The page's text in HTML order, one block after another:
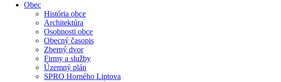
Obec
História obce
Architektúra
Osobnosti obce
Obecný časopis
Zberný dvor
Firmy a služby
Územný plán
SPRO Horného Liptova